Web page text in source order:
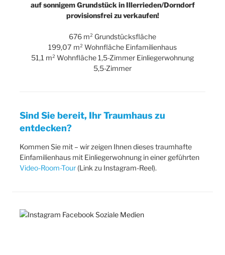
auf sonnigem Grundstück in Illerrieden/Dorndorf
provisionsfrei zu verkaufen!
676 m² Grundstücksfläche
199,07 m² Wohnfläche Einfamilienhaus
51,1 m² Wohnfläche 1,5-Zimmer Einliegerwohnung
5,5-Zimmer
Sind Sie bereit, Ihr Traumhaus zu
entdecken?
Kommen Sie mit – wir zeigen Ihnen dieses traumhafte
Einfamilienhaus mit Einliegerwohnung in einer geführten
Video-Room-Tour (Link zu Instagram-Reel).